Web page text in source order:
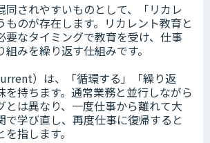
同されやすいものとして、「リカレ
ものが存在します。リカレント教育と
要なタイミングで教育を受け、仕事
みを繰り返す仕組みです。
）は、「循環する」「繰り返
を持ちます。通常業務と並行しながら
とは異なり、一度仕事から離れて大
で学び直し、再度仕事に復帰すると
指します。